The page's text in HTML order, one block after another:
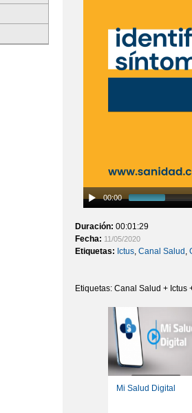
00:00
Duración: 00:01:29
Fecha: 11/05/2020
Etiquetas: Ictus Canal Salud
Etiquetas: Canal Salud + Ictus
Mi Salud Digital